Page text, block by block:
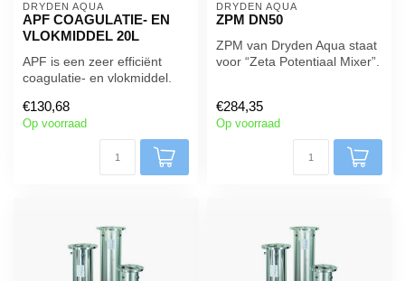
DRYDEN AQUA
APF COAGULATIE- EN
VLOKMIDDEL 20L
APF is een zeer efficiënt
coagulatie- en vlokmiddel.
de...
€130,68
Op voorraad
DRYDEN AQUA
ZPM DN50
ZPM van Dryden Aqua staat
voor “Zeta Potentiaal Mixer”.
€284,35
Op voorraad